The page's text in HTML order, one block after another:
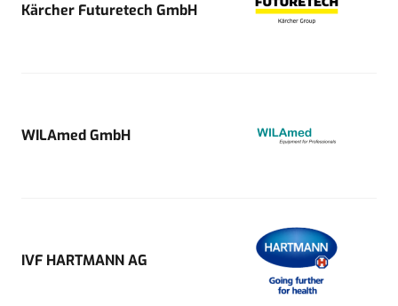
Kärcher Futuretech GmbH
WILAmed GmbH
IVF HARTMANN AG